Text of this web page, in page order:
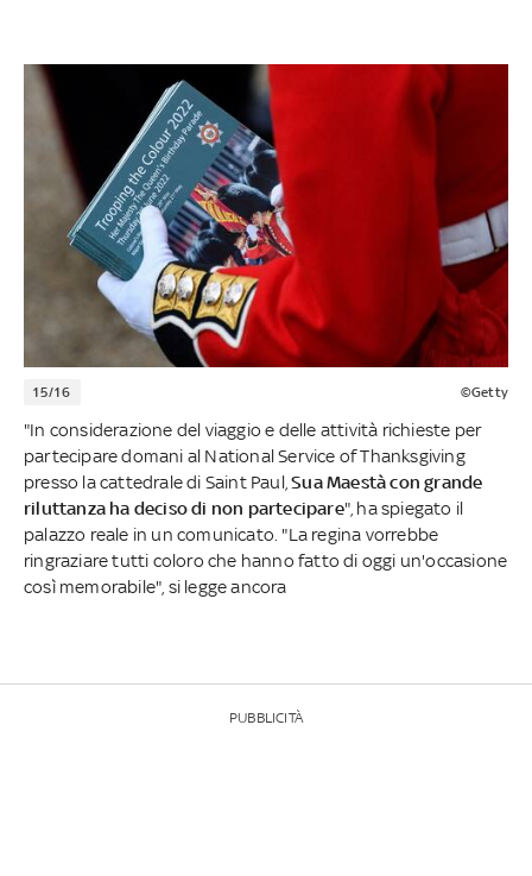
15/16 ©Getty
"In considerazione del viaggio e delle attività richieste per
partecipare domani al National Service of Thanksgiving
presso la cattedrale di Saint Paul,Sua Maestà con grande
riluttanza ha deciso di non partecipare", ha spiegato il
palazzo reale in un comunicato. "La regina vorrebbe
ringraziare tutti coloro che hanno fatto di oggi un'occasione
così memorabile", si legge ancora
PUBBLICITÀ